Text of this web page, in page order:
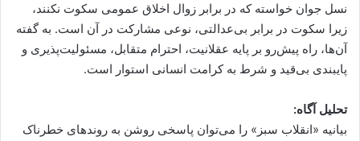
نسل جوان خواسته که در برابر زوال اخلاق عمومی سکوت نکنند،
زیرا سکوت در برابر بی‌عدالتی، نوعی مشارکت در آن است. به گفته
آن‌ها، راه پیش‌رو بر پایه عقلانیت، احترام متقابل، مسئولیت‌پذیری و
پایبندی بی‌قید و شرط به کرامت انسانی استوار است.
تحلیل آگاه:
بیانیه «انقلاب سبز» را می‌توان پاسخی روشن به روندهای خطرناک